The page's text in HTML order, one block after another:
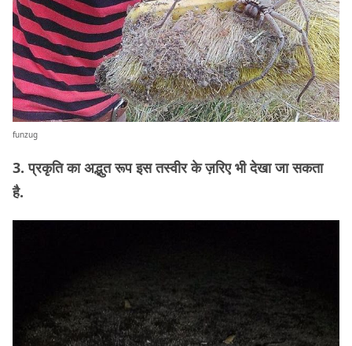
funzug
3. प्रकृति का अद्भुत रूप इस तस्वीर के ज़रिए भी देखा जा सकता
है.